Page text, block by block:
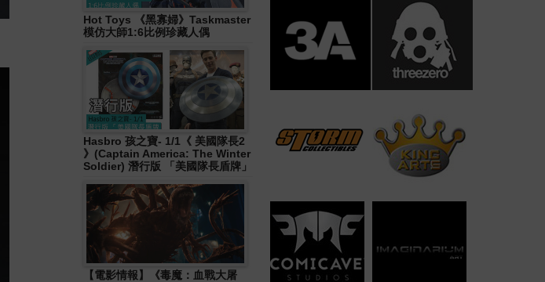
Hot Toys 《黑寡婦》Taskmaster
模仿大師1:6比例珍藏人偶
Hasbro 孩之寶- 1/1《 美國隊長2
》(Captain America: The Winter
Soldier) 潛行版 「美國隊長盾牌」
【電影情報】《毒魔：血戰大屠